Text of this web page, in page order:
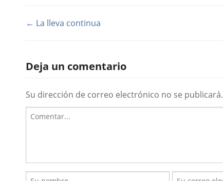
← La lleva continua
Deja un comentario
Su dirección de correo electrónico no se publicará.